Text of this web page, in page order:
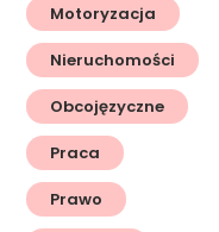
Motoryzacja
Nieruchomości
Obcojęzyczne
Praca
Prawo